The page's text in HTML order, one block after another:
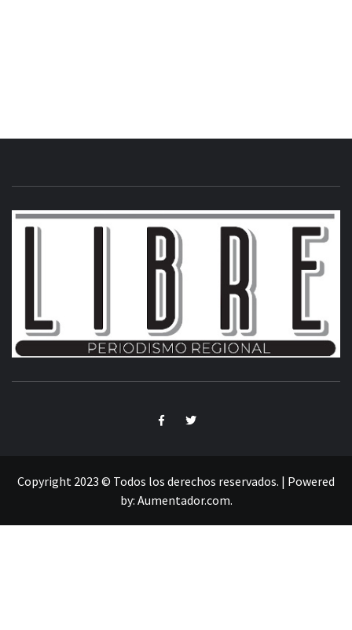
Copyright 2023 © Todos los derechos reservados. | Powered
by: Aumentador.com.